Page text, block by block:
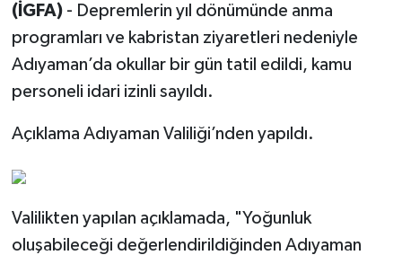
(İGFA) - Depremlerin yıl dönümünde anma
programları ve kabristan ziyaretleri nedeniyle
Adıyaman’da okullar bir gün tatil edildi, kamu
personeli idari izinli sayıldı.
Açıklama Adıyaman Valiliği’nden yapıldı.
Valilikten yapılan açıklamada, "Yoğunluk
oluşabileceği değerlendirildiğinden Adıyaman